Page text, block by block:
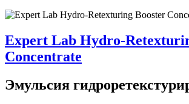
Expert Lab Hydro-
Concentrate
Эмульсия